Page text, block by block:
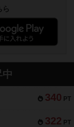
ら
340 PT
322 PT